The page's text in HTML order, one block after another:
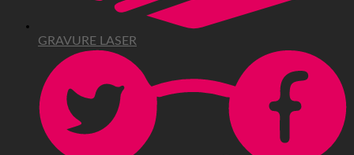
GRAVURE LASER